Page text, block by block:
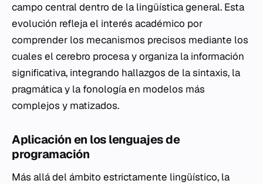
campo central dentro de la lingüística general. Esta
evolución refleja el interés académico por
comprender los mecanismos precisos mediante los
cuales el cerebro procesa y organiza la información
significativa, integrando hallazgos de la sintaxis, la
pragmática y la fonología en modelos más
complejos y matizados.
Aplicación en los lenguajes de
programación
Más allá del ámbito estrictamente lingüístico, la